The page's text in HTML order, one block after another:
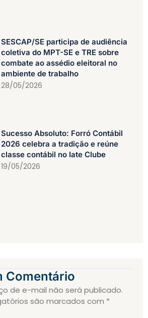
SESCAP/SE participa de audiência
coletiva do MPT-SE e TRE sobre
combate ao assédio eleitoral no
ambiente de trabalho
28/05/2026
Sucesso Absoluto: Forró Contábil
2026 celebra a tradição e reúne
classe contábil no Iate Clube
19/05/2026
Comentário
de e-mail não será publicado.
são marcados com *